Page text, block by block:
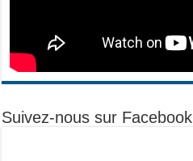
Suivez-nous sur Facebook